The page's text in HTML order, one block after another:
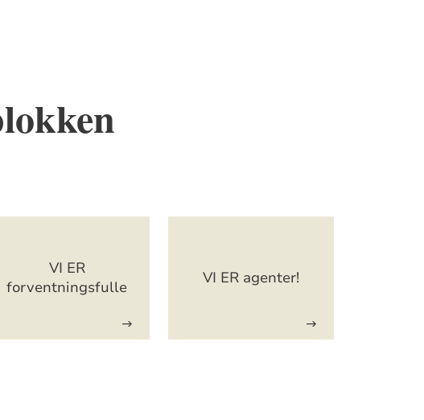
VI ER
forventningsfulle
VI ER agenter!